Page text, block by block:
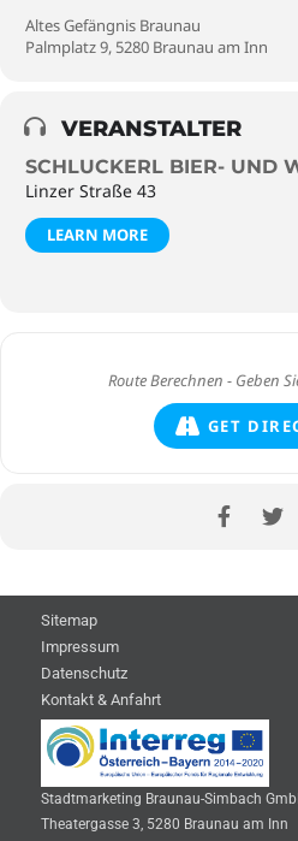
Altes Gefängnis Braunau
Palmplatz 9, 5280 Braunau am Inn
VERANSTALTER
SCHLUCKERL BIER- UND
Linzer Straße 43
LEARN MORE
GET
Sitemap
Impressum
Datenschutz
Kontakt & Anfahrt
Stadtmarketing Braunau-Simbach
Theatergasse 3, 5280 Braunau am Inn